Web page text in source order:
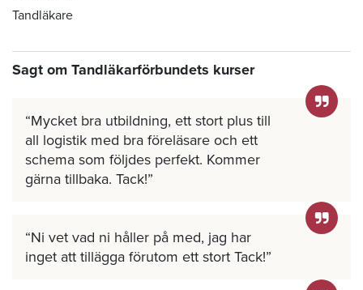
Tandläkare
Sagt om Tandläkarförbundets kurser
Mycket bra utbildning, ett stort plus till
all logistik med bra föreläsare och ett
schema som följdes perfekt. Kommer
gärna tillbaka. Tack!
Ni vet vad ni håller på med, jag har
inget att tillägga förutom ett stort Tack!